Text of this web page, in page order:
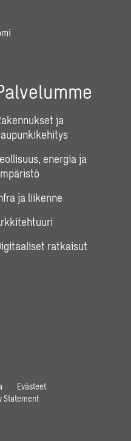
ja
energia ja
ja liikenne
ratkaisut
Evästeet
Statement